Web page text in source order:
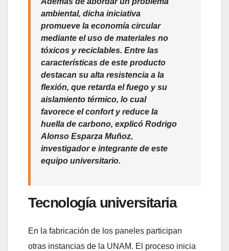
ambiental, dicha iniciativa
promueve la economía circular
mediante el uso de materiales no
tóxicos y reciclables. Entre las
características de este producto
destacan su alta resistencia a la
flexión, que retarda el fuego y su
aislamiento térmico, lo cual
favorece el confort y reduce la
huella de carbono, explicó Rodrigo
Alonso Esparza Muñoz,
investigador e integrante de este
equipo universitario.
Tecnología universitaria
En la fabricación de los paneles participan
otras instancias de la UNAM. El proceso inicia